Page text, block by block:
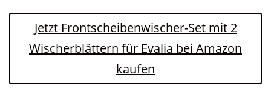
Jetzt Frontscheibenwischer-Set mit 2
Wischerblättern für Evalia bei Amazon
kaufen